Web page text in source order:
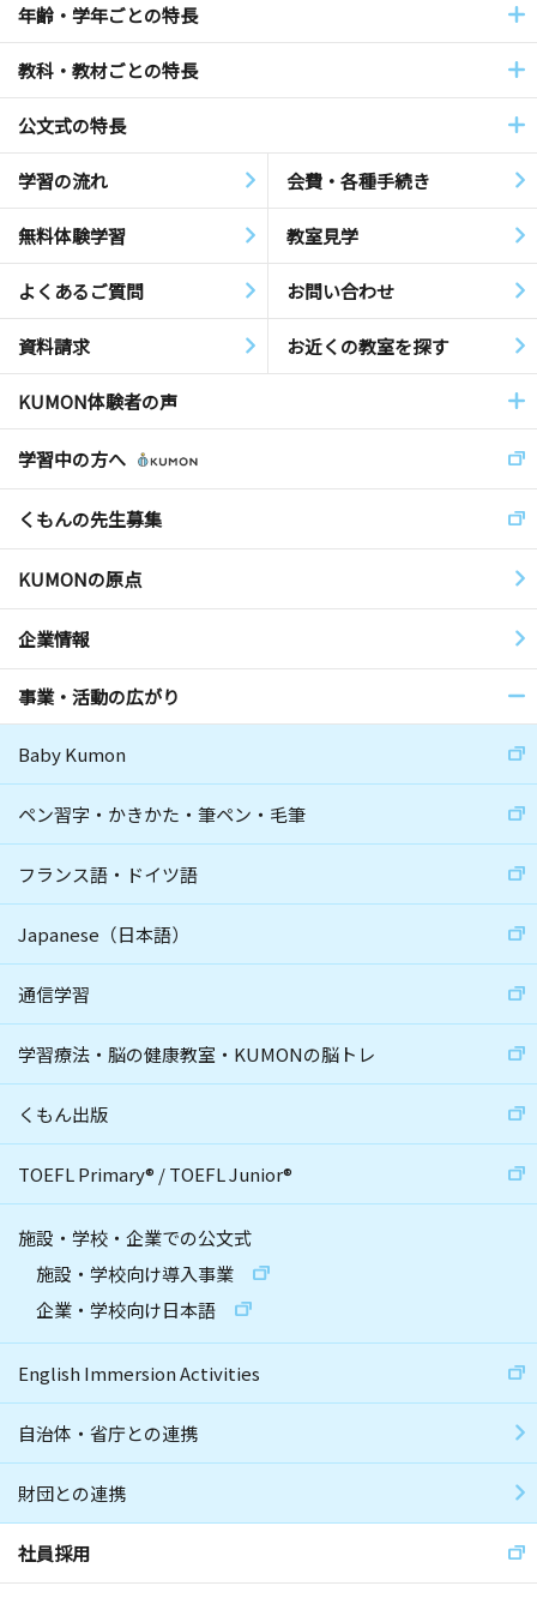
年齢・学年ごとの特長
教科・教材ごとの特長
公文式の特長
学習の流れ 会費・各種手続き
無料体験学習 教室見学
よくあるご質問 お問い合わせ
資料請求 お近くの教室を探す
KUMON体験者の声
学習中の方へ
くもんの先生募集
KUMONの原点
企業情報
事業・活動の広がり
Baby Kumon
ペン習字・かきかた・筆ペン・毛筆
フランス語・ドイツ語
Japanese（日本語）
通信学習
学習療法・脳の健康教室・KUMONの脳トレ
くもん出版
TOEFL Primary® /TOEFL Junior®
施設・学校・企業での公文式
施設・学校向け導入事業
企業・学校向け日本語
English Immersion Activities
自治体・省庁との連携
財団との連携
社員採用